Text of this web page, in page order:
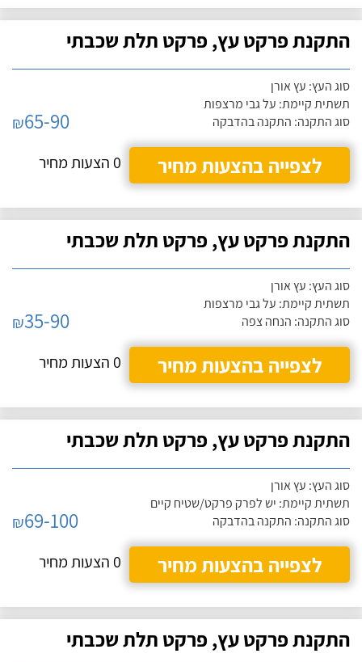
התקנת פרקט עץ, פרקט תלת שכבתי
סוג העץ: עץ אורן
תשתית קיימת: על גבי מרצפות
סוג התקנה: התקנה בהדבקה
₪65-90
לצפייה בהצעות מחיר
0 הצעות מחיר
התקנת פרקט עץ, פרקט תלת שכבתי
סוג העץ: עץ אורן
תשתית קיימת: על גבי מרצפות
סוג התקנה: הנחה צפה
₪35-90
לצפייה בהצעות מחיר
0 הצעות מחיר
התקנת פרקט עץ, פרקט תלת שכבתי
סוג העץ: עץ אורן
תשתית קיימת: יש לפרק פרקט/שטיח קיים
סוג התקנה: התקנה בהדבקה
₪69-100
לצפייה בהצעות מחיר
0 הצעות מחיר
התקנת פרקט עץ, פרקט תלת שכבתי